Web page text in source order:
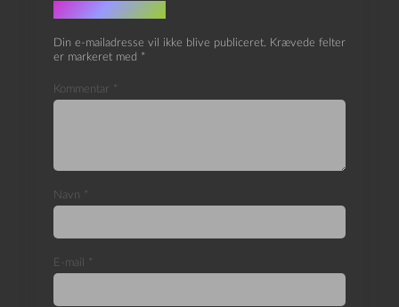
Skriv et svar
Din e-mailadresse vil ikke blive publiceret.
Krævede felter
er markeret med *
Kommentar *
Navn *
E-mail *